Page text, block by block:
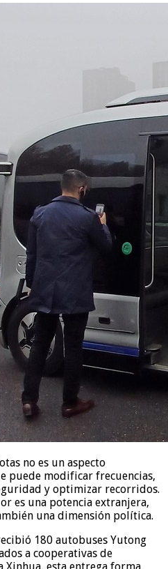
no es un aspecto
puede modificar frecuencias,
y optimizar recorridos.
es una potencia extranjera,
una dimensión política.
180 autobuses Yutong
a cooperativas de